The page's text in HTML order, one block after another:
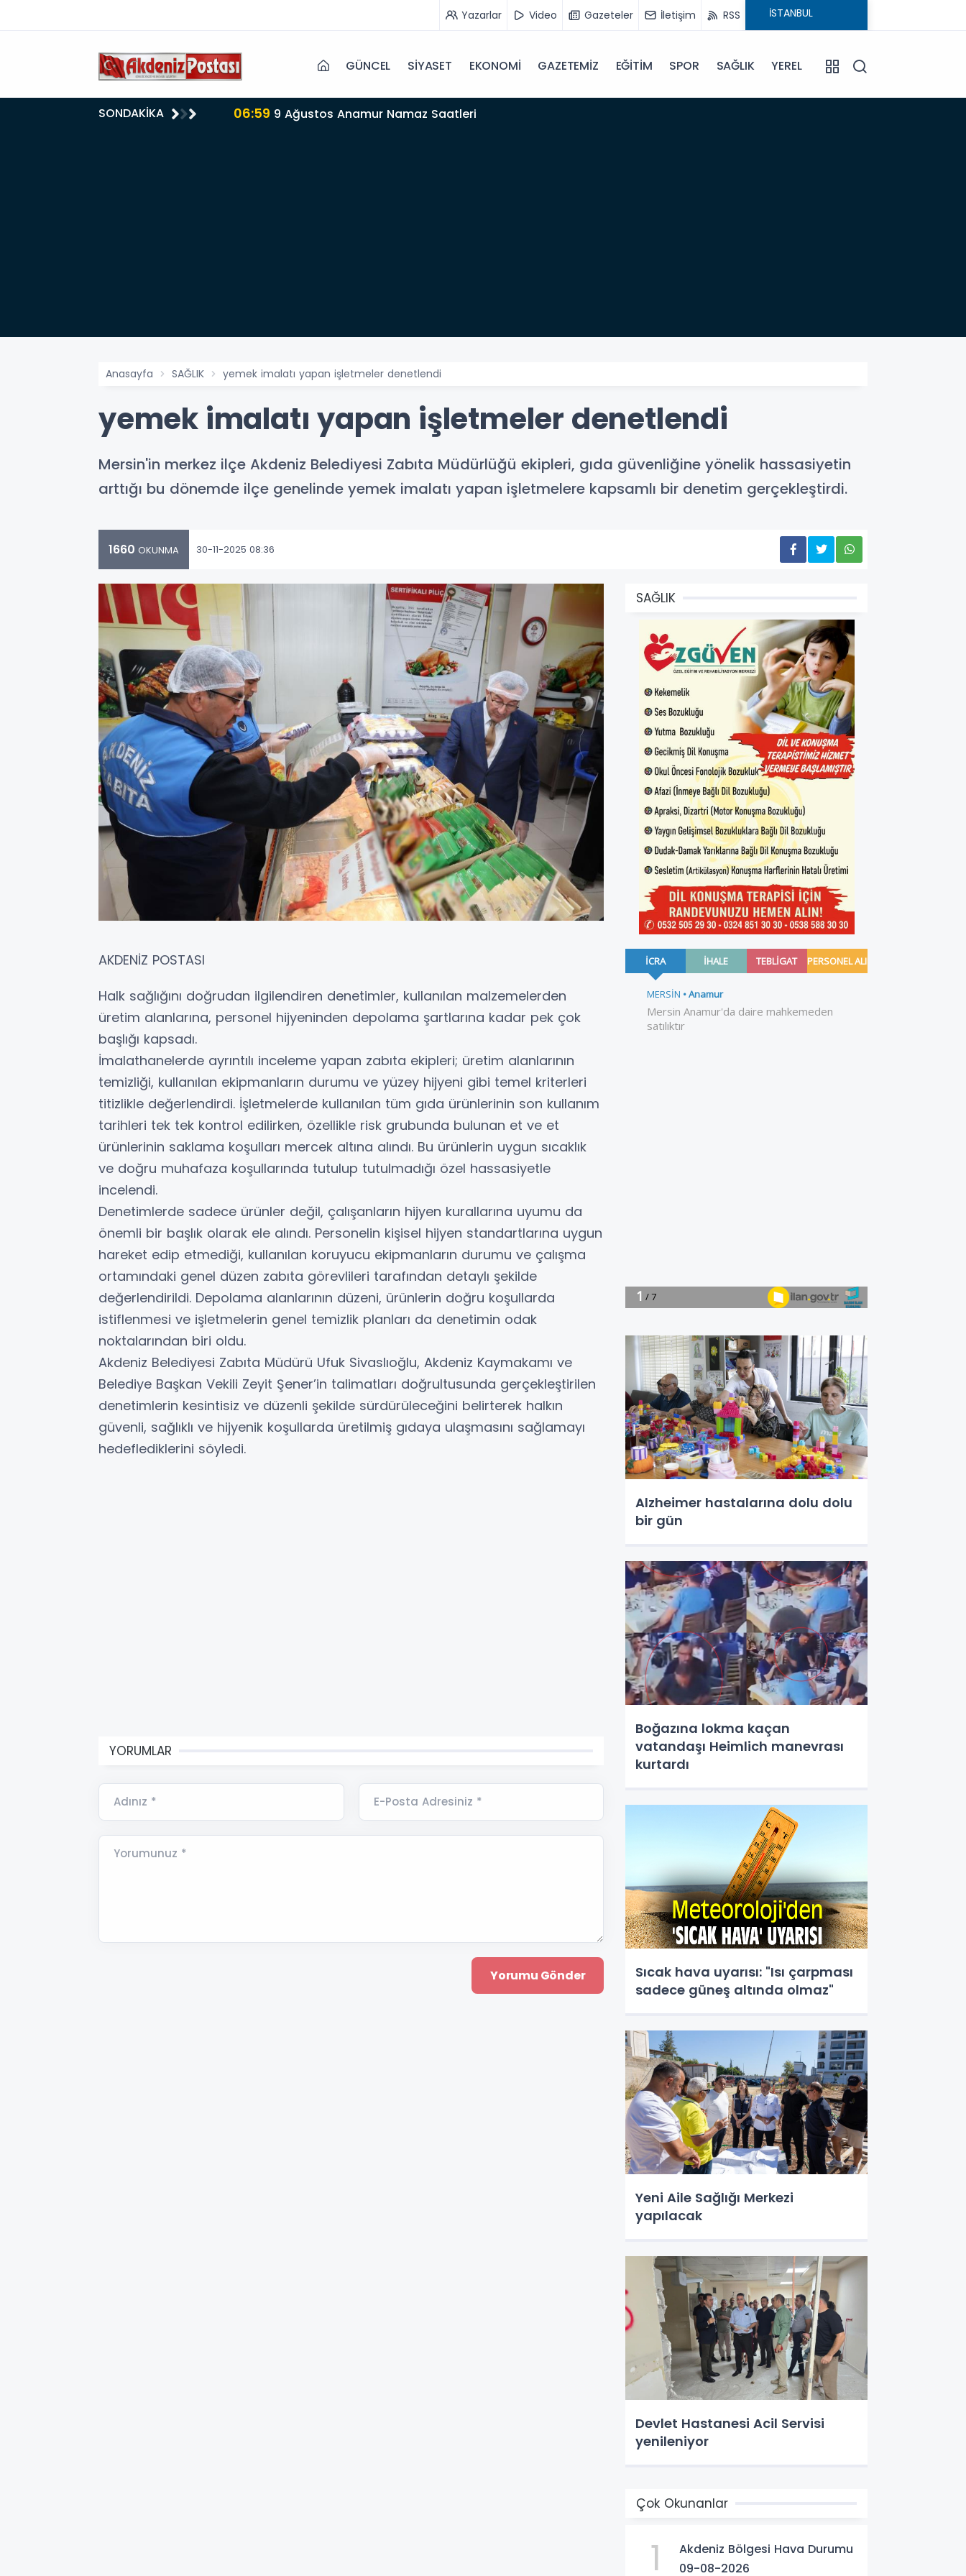
Yazarlar Video Gazeteler İletişim RSS
GÜNCEL SİYASET EKONOMİ GAZETEMİZ EĞİTİM SPOR SAĞLIK YEREL
SONDAKİKA 06:59 9 Ağustos Anamur Namaz Saatleri
Anasayfa SAĞLIK yemek imalatı yapan işletmeler denetlendi
yemek imalatı yapan işletmeler denetlendi
Mersin'in merkez ilçe Akdeniz Belediyesi Zabıta Müdürlüğü ekipleri, gıda güvenliğine yönelik hassasiyetin
arttığı bu dönemde ilçe genelinde yemek imalatı yapan işletmelere kapsamlı bir denetim gerçekleştirdi.
1660 OKUNMA 30-11-2025 08:36
AKDENİZ POSTASI
Halk sağlığını doğrudan ilgilendiren denetimler, kullanılan malzemelerden
üretim alanlarına, personel hijyeninden depolama şartlarına kadar pek çok
başlığı kapsadı.
İmalathanelerde ayrıntılı inceleme yapan zabıta ekipleri; üretim alanlarının
temizliği, kullanılan ekipmanların durumu ve yüzey hijyeni gibi temel kriterleri
titizlikle değerlendirdi. İşletmelerde kullanılan tüm gıda ürünlerinin son kullanım
tarihleri tek tek kontrol edilirken, özellikle risk grubunda bulunan et ve et
ürünlerinin saklama koşulları mercek altına alındı. Bu ürünlerin uygun sıcaklık
ve doğru muhafaza koşullarında tutulup tutulmadığı özel hassasiyetle
incelendi.
Denetimlerde sadece ürünler değil, çalışanların hijyen kurallarına uyumu da
önemli bir başlık olarak ele alındı. Personelin kişisel hijyen standartlarına uygun
hareket edip etmediği, kullanılan koruyucu ekipmanların durumu ve çalışma
ortamındaki genel düzen zabıta görevlileri tarafından detaylı şekilde
değerlendirildi. Depolama alanlarının düzeni, ürünlerin doğru koşullarda
istiflenmesi ve işletmelerin genel temizlik planları da denetimin odak
noktalarından biri oldu.
Akdeniz Belediyesi Zabıta Müdürü Ufuk Sivaslıoğlu, Akdeniz Kaymakamı ve
Belediye Başkan Vekili Zeyit Şener’in talimatları doğrultusunda gerçekleştirilen
denetimlerin kesintisiz ve düzenli şekilde sürdürüleceğini belirterek halkın
güvenli, sağlıklı ve hijyenik koşullarda üretilmiş gıdaya ulaşmasını sağlamayı
hedeflediklerini söyledi.
YORUMLAR
Adınız * E-Posta Adresiniz *
Yorumunuz *
SAĞLIK
Alzheimer hastalarına dolu dolu
bir gün
Boğazına lokma kaçan
vatandaşı Heimlich manevrası
kurtardı
Sıcak hava uyarısı: "Isı çarpması
sadece güneş altında olmaz"
Yeni Aile Sağlığı Merkezi
yapılacak
Devlet Hastanesi Acil Servisi
yenileniyor
Çok Okunanlar
1
Akdeniz Bölgesi Hava Durumu
09-08-2026